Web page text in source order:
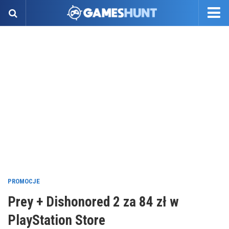
PROMOCJE
Prey + Dishonored 2 za 84 zł w
PlayStation Store